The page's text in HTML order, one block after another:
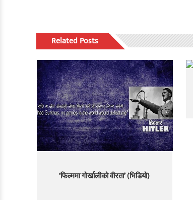
Related Posts
‘फिल्ममा गोर्खालीको वीरता’ (भिडियो)